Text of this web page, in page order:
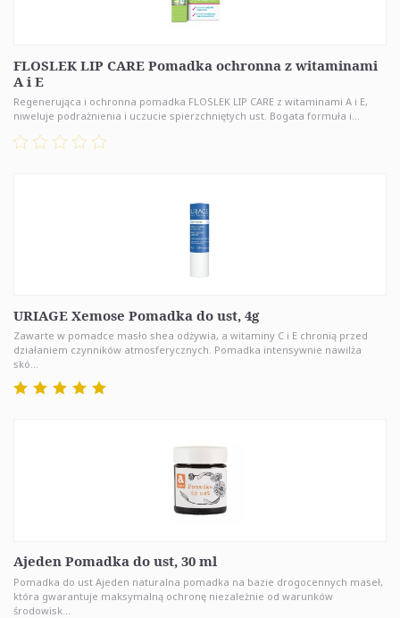
FLOSLEK LIP CARE Pomadka ochronna z witaminami
A i E
Regenerująca i ochronna pomadka FLOSLEK LIP CARE z witaminami A i E,
niweluje podrażnienia i uczucie spierzchniętych ust. Bogata formuła i...
URIAGE Xemose Pomadka do ust, 4g
Zawarte w pomadce masło shea odżywia, a witaminy C i E chronią przed
działaniem czynników atmosferycznych. Pomadka intensywnie nawilża
skó...
Ajeden Pomadka do ust, 30 ml
Pomadka do ust Ajeden naturalna pomadka na bazie drogocennych maseł,
która gwarantuje maksymalną ochronę niezależnie od warunków
środowisk...